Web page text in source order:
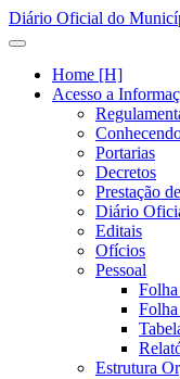
Diário Oficial do
Home [H]
Acesso a
Portarias
Decretos
Prestação
Diário
Editais
Ofícios
Pessoal
Folha
Estrutura